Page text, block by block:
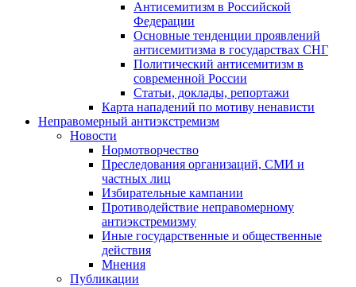
Антисемитизм в Российской
Федерации
Основные тенденции проявлений
антисемитизма в государствах СНГ
Политический антисемитизм в
современной России
Статьи, доклады, репортажи
Карта нападений по мотиву ненависти
Неправомерный антиэкстремизм
Новости
Нормотворчество
Преследования организаций, СМИ и
частных лиц
Избирательные кампании
Противодействие неправомерному
антиэкстремизму
Иные государственные и общественные
действия
Мнения
Публикации